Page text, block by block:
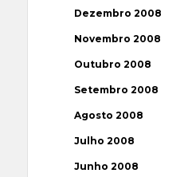
Dezembro 2008
Novembro 2008
Outubro 2008
Setembro 2008
Agosto 2008
Julho 2008
Junho 2008